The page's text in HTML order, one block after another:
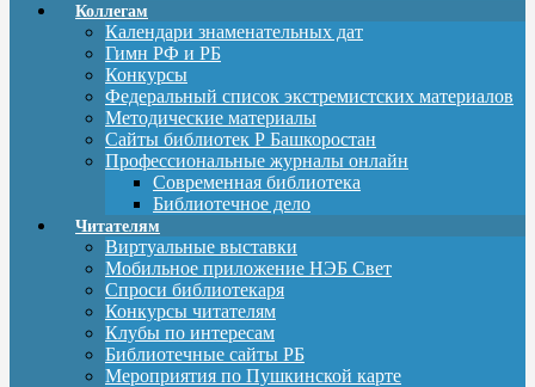
Коллегам
Календари знаменательных дат
Гимн РФ и РБ
Конкурсы
Федеральный список экстремистских материалов
Методические материалы
Сайты библиотек Р Башкоростан
Профессиональные журналы онлайн
Современная библиотека
Библиотечное дело
Читателям
Виртуальные выставки
Мобильное приложение НЭБ Свет
Спроси библиотекаря
Конкурсы читателям
Клубы по интересам
Библиотечные сайты РБ
Мероприятия по Пушкинской карте